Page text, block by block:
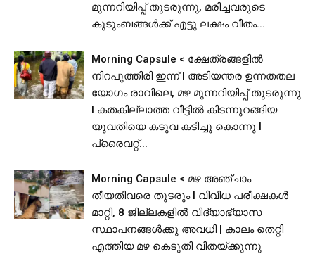
മുന്നറിയിപ്പ് തുടരുന്നു, മരിച്ചവരുടെ
കുടുംബങ്ങൾക്ക് എട്ടു ലക്ഷം വീതം...
Morning Capsule < ക്ഷേത്രങ്ങളിൽ
നിറപുത്തിരി ഇന്ന് l അടിയന്തര ഉന്നതതല
യോഗം രാവിലെ, മഴ മുന്നറിയിപ്പ് തുടരുന്നു
I കതകില്ലാത്ത വീട്ടില്‍ കിടന്നുറങ്ങിയ
യുവതിയെ കടുവ കടിച്ചു കൊന്നു l
പ്രൈവറ്റ്...
Morning Capsule < മഴ അഞ്ചാം
തീയതിവരെ തുടരും I വിവിധ പരീക്ഷകൾ
മാറ്റി, 8 ജില്ലകളിൽ വിദ്യാഭ്യാസ
സ്ഥാപനങ്ങള്‍ക്കു അവധി | കാലം തെറ്റി
എത്തിയ മഴ കെടുതി വിതയ്ക്കുന്നു